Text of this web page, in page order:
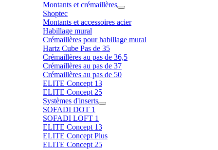
Montants et crémaillères
Shoptec
Montants et accessoires acier
Habillage mural
Crémaillères pour habillage mural
Hartz Cube Pas de 35
Crémaillères au pas de 36,5
Crémaillères au pas de 37
Crémaillères au pas de 50
ELITE Concept 13
ELITE Concept 25
Systèmes d'inserts
SOFADI DOT 1
SOFADI LOFT 1
ELITE Concept 13
ELITE Concept Plus
ELITE Concept 25